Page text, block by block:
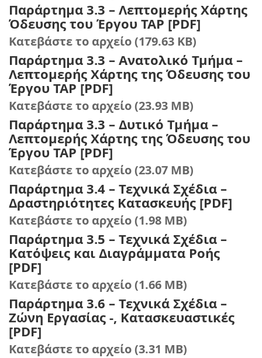
Παράρτημα 3.3 – Λεπτομερής Χάρτης
Όδευσης του Έργου ΤΑΡ [PDF]
Κατεβάστε το αρχείο (179.63 KB)
Παράρτημα 3.3 – Ανατολικό Τμήμα –
Λεπτομερής Χάρτης της Όδευσης του
Έργου TAP [PDF]
Κατεβάστε το αρχείο (23.93 MB)
Παράρτημα 3.3 – Δυτικό Τμήμα –
Λεπτομερής Χάρτης της Όδευσης του
Έργου TAP [PDF]
Κατεβάστε το αρχείο (23.07 MB)
Παράρτημα 3.4 – Τεχνικά Σχέδια –
Δραστηριότητες Κατασκευής [PDF]
Κατεβάστε το αρχείο (1.98 MB)
Παράρτημα 3.5 – Τεχνικά Σχέδια –
Κατόψεις και Διαγράμματα Ροής
[PDF]
Κατεβάστε το αρχείο (1.66 MB)
Παράρτημα 3.6 – Τεχνικά Σχέδια –
Ζώνη Εργασίας -, Κατασκευαστικές
[PDF]
Κατεβάστε το αρχείο (3.31 MB)